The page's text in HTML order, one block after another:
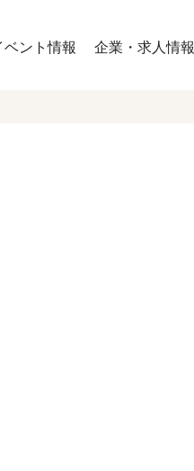
ベント情報 企業・求人情報